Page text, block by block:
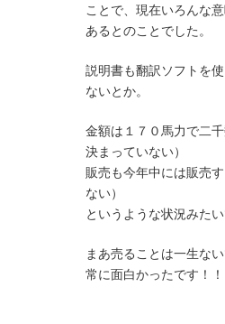
ことで、現在いろんな
あるとのことでした。
説明書も翻訳ソフトを
ないとか。
金額は１７０馬力で二
決まっていない）
販売も今年中には販売
ない）
というような状況みたい
まあ売ることは一生な
常に面白かったです！！